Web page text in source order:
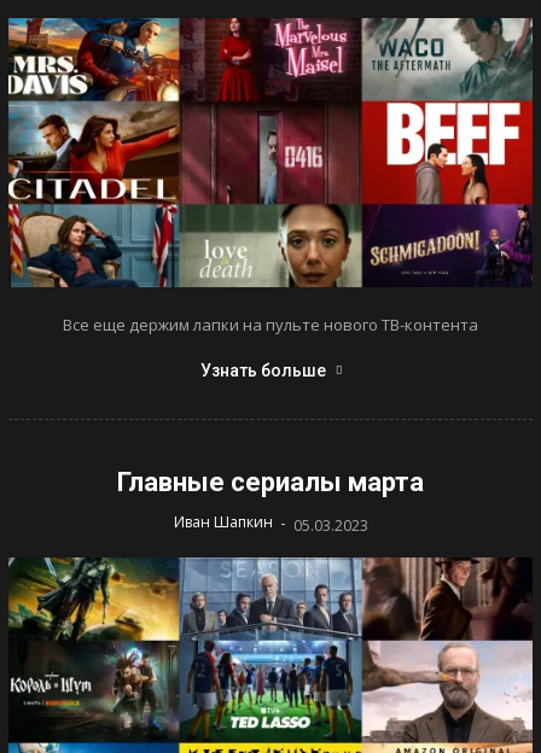
Все еще держим лапки на пульте нового ТВ-контента
Узнать больше
Главные сериалы марта
Иван Шапкин - 05.03.2023